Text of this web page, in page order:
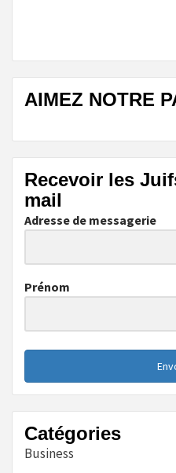
AIMEZ NOTRE
Recevoir les
mail
Adresse de messagerie
Prénom
Catégories
Business